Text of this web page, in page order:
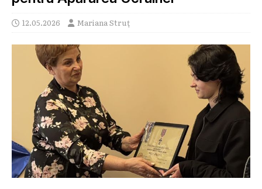
12.05.2026 Mariana Struț